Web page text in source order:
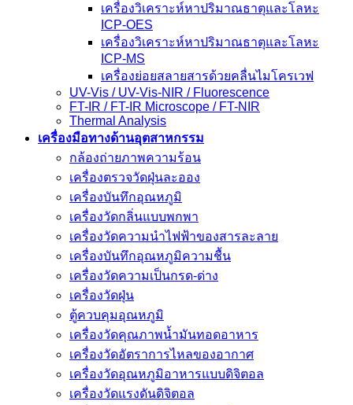
เครื่องวิเคราะห์หาปริมาณธาตุและโลหะ
ICP-OES
เครื่องวิเคราะห์หาปริมาณธาตุและโลหะ
ICP-MS
เครื่องย่อยสลายสารด้วยคลื่นไมโครเวฟ
UV-Vis / UV-Vis-NIR / Fluorescence
FT-IR / FT-IR Microscope / FT-NIR
Thermal Analysis
เครื่องมือทางด้านอุตสาหกรรม
กล้องถ่ายภาพความร้อน
เครื่องตรวจวัดฝุ่นละออง
เครื่องบันทึกอุณหภูมิ
เครื่องวัดกลิ่นแบบพกพา
เครื่องวัดความนําไฟฟ้าของสารละลาย
เครื่องบันทึกอุณหภูมิความชื้น
เครื่องวัดความเป็นกรด-ด่าง
เครื่องวัดฝุ่น
ตู้ควบคุมอุณหภูมิ
เครื่องวัดคุณภาพน้ำมันทอดอาหาร
เครื่องวัดอัตราการไหลของอากาศ
เครื่องวัดอุณหภูมิอาหารแบบดิจิตอล
เครื่องวัดแรงดันดิจิตอล